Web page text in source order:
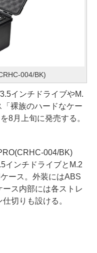
004/BK)
インチドライブやM.
裸族のハードなケー
8月上旬に発売する。
004/BK)
インチドライブとM.2
ース。外装にはABS
ス内部には各ストレ
切りも設ける。